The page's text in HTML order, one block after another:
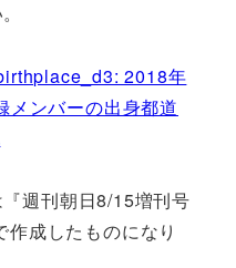
2018年
メンバーの出身都道
週刊朝日8/15増刊号
成したものになり